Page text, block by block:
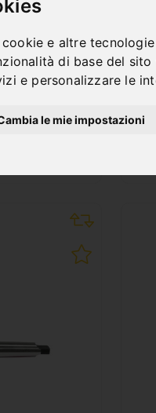
e altre
di base del sito
e personalizzare le
le mie impostazioni
4